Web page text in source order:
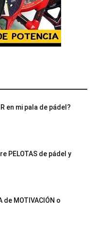
en mi pala de pádel?
PELOTAS de pádel y
de MOTIVACIÓN o